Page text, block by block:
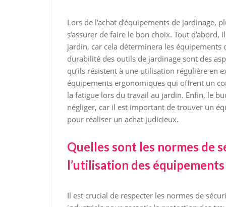
Lors de l’achat d’équipements de
s’assurer de faire le bon choix. Tout
jardin, car cela déterminera les
durabilité des outils de jardinage sont des
qu’ils résistent à une utilisation régulière en
équipements ergonomiques qui offrent un
la fatigue lors du travail au jardin. Enfin, le
négliger, car il est important de trouver un
pour réaliser un achat judicieux.
Quelles sont les normes de
l’utilisation des
Il est crucial de respecter les normes de